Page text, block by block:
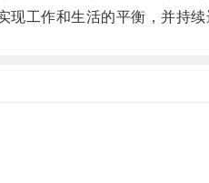
工作和生活的平衡，并持续